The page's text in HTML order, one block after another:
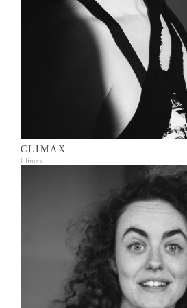
CLIMAX
Climax